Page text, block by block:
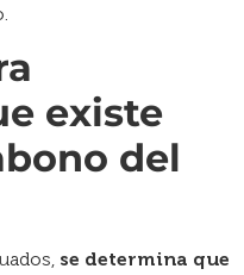
existe
del
se determina que